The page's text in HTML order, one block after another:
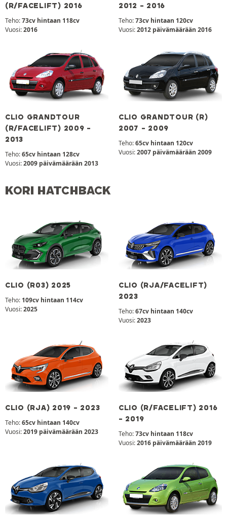
(R/FACELIFT) 2016
Teho:73cv hintaan 118cv
Vuosi:2016
2012 - 2016
Teho:73cv hintaan 120cv
Vuosi:2012 päivämäärään 2016
CLIO GRANDTOUR
(R/FACELIFT) 2009 -
2013
Teho:65cv hintaan 128cv
Vuosi:2009 päivämäärään 2013
CLIO GRANDTOUR (R)
2007 - 2009
Teho:65cv hintaan 120cv
Vuosi:2007 päivämäärään 2009
KORI HATCHBACK
CLIO (R03) 2025
Teho: 109cv hintaan 114cv
Vuosi:2025
CLIO (RJA/FACELIFT)
2023
Teho:67cv hintaan 140cv
Vuosi:2023
CLIO (RJA) 2019 - 2023
Teho:65cv hintaan 140cv
Vuosi:2019 päivämäärään 2023
CLIO (R/FACELIFT) 2016
- 2019
Teho:73cv hintaan 118cv
Vuosi:2016 päivämäärään 2019